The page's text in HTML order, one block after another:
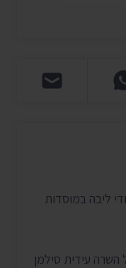
ליבה במוסדות
השרה עידית סילמן